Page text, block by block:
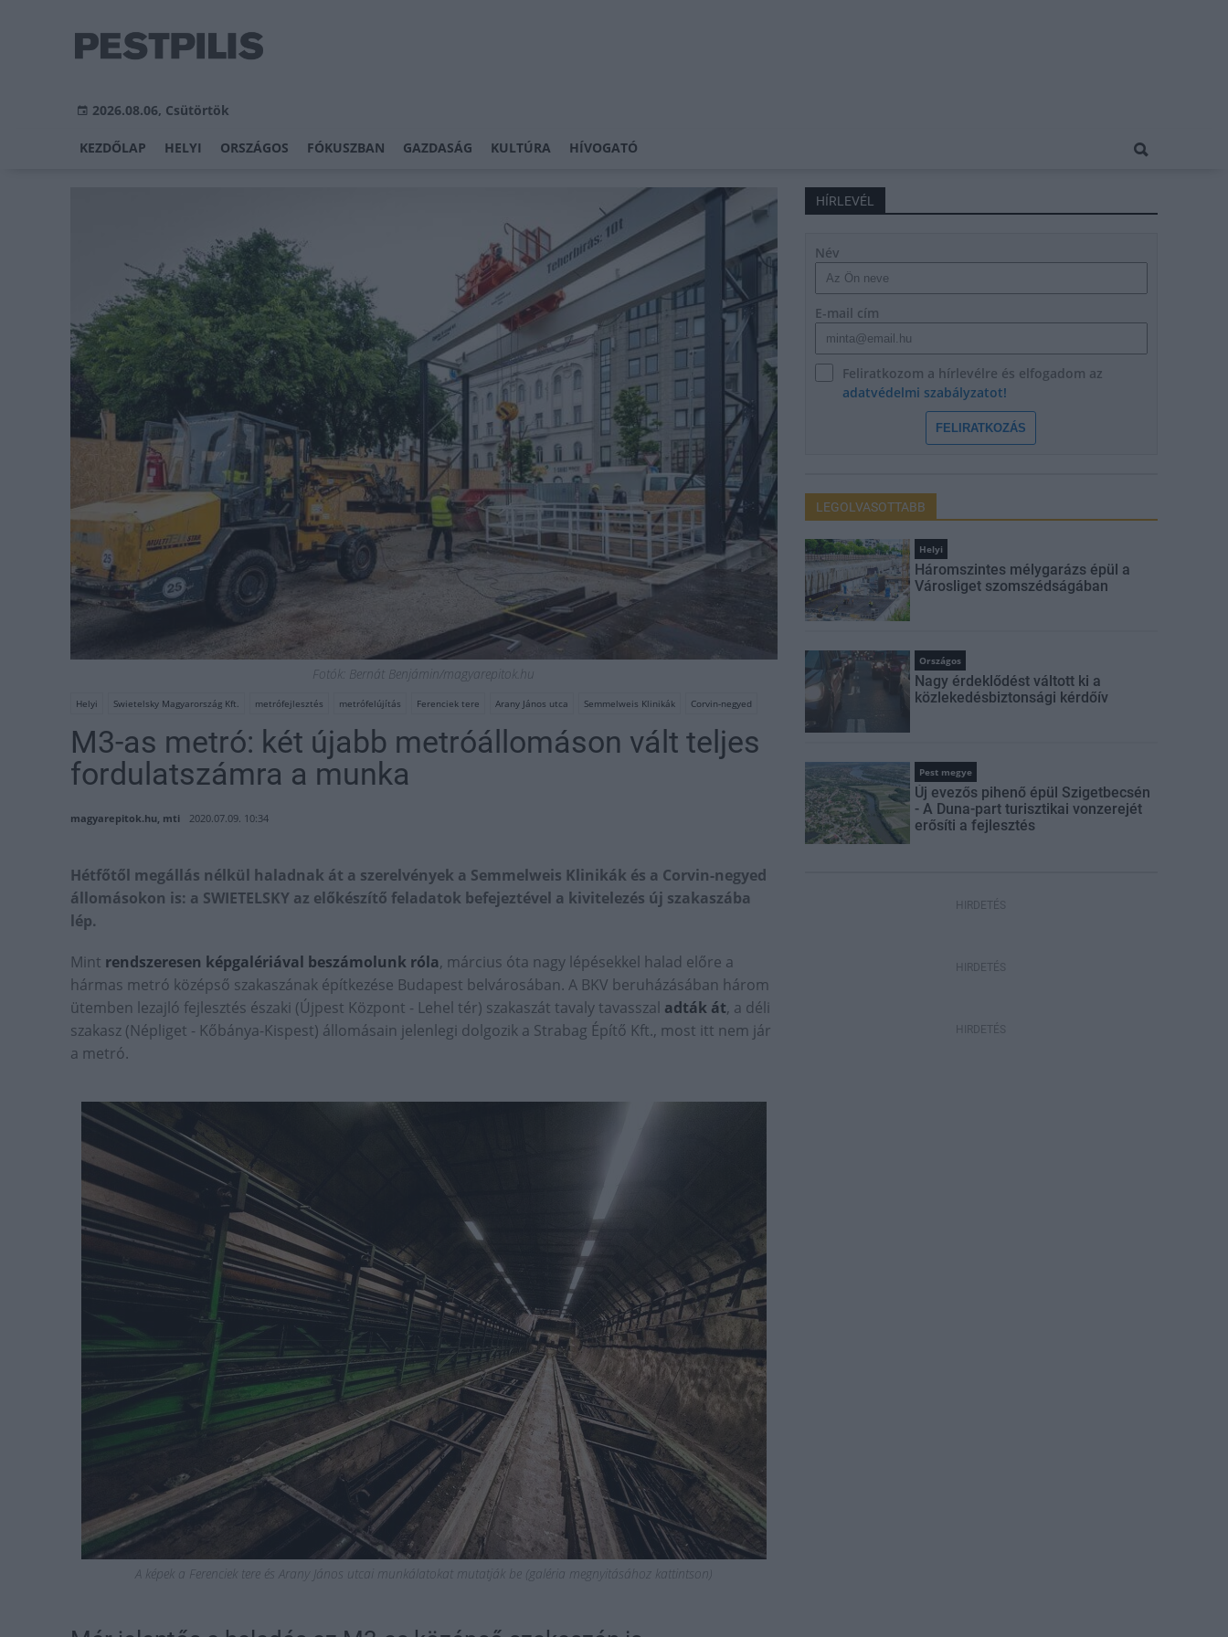
2026.08.06, Csütörtök
KEZDŐLAP HELYI ORSZÁGOS FÓKUSZBAN GAZDASÁG KULTÚRA HÍVOGATÓ
Fotók: Bernát Benjámin/magyarepitok.hu
Helyi Swietelsky Magyarország Kft. metrófejlesztés metrófelújítás Ferenciek tere Arany János utca Semmelweis Klinikák Corvin-negyed
M3-as metró: két újabb metróállomáson vált teljes
fordulatszámra a munka
magyarepitok.hu, mti 2020.07.09. 10:34
Hétfőtől megállás nélkül haladnak át a szerelvények a Semmelweis Klinikák és a Corvin-negyed
állomásokon is: a SWIETELSKY az előkészítő feladatok befejeztével a kivitelezés új szakaszába
lép.
Mint rendszeresen képgalériával beszámolunk róla, március óta nagy lépésekkel halad előre a
hármas metró középső szakaszának építkezése Budapest belvárosában. A BKV beruházásában három
ütemben lezajló fejlesztés északi (Újpest Központ - Lehel tér) szakaszát tavaly tavasszal adták át, a déli
szakasz (Népliget - Kőbánya-Kispest) állomásain jelenlegi dolgozik a Strabag Építő Kft., most itt nem jár
a metró.
A képek a Ferenciek tere és Arany János utcai munkálatokat mutatják be (galéria megnyitásához kattintson)
HÍRLEVÉL
Név
E-mail cím
Feliratkozom a hírlevélre és elfogadom az
adatvédelmi szabályzatot!
FELIRATKOZÁS
LEGOLVASOTTABB
Helyi
Háromszintes mélygarázs épül a
Városliget szomszédságában
Országos
Nagy érdeklődést váltott ki a
közlekedésbiztonsági kérdőív
Pest megye
Új evezős pihenő épül Szigetbecsén
- A Duna-part turisztikai vonzerejét
erősíti a fejlesztés
HIRDETÉS
HIRDETÉS
HIRDETÉS